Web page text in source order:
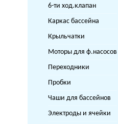
6-ти ход.клапан
Каркас бассейна
Крыльчатки
Моторы для ф.насосов
Переходники
Пробки
Чаши для бассейнов
Электроды и ячейки